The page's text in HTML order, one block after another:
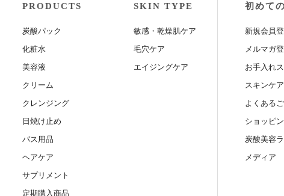
PRODUCTS
炭酸パック
化粧水
美容液
クリーム
クレンジング
日焼け止め
バス用品
ヘアケア
サプリメント
定期購入商品
SKIN TYPE
敏感・乾燥肌ケア
毛穴ケア
エイジングケア
初めて
新規会員
メルマガ
お手入れ
スキンケ
よくある
ショッピ
炭酸美容
メディア